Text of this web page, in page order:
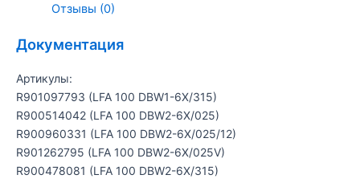
Отзывы (0)
Документация
Артикулы:
R901097793 (LFA 100 DBW1-6X/315)
R900514042 (LFA 100 DBW2-6X/025)
R900960331 (LFA 100 DBW2-6X/025/12)
R901262795 (LFA 100 DBW2-6X/025V)
R900478081 (LFA 100 DBW2-6X/315)